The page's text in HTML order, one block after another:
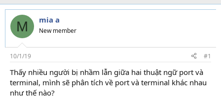
h
r
e
d
s
t
a
r
t
e
g
à
y
g
i
M mia a
New member
10/1/19 #1
Thấy nhiều người bị nhầm lẫn giữa hai thuật ngữ port và
terminal, mình sẽ phân tích về port và terminal khác nhau
như thế nào?